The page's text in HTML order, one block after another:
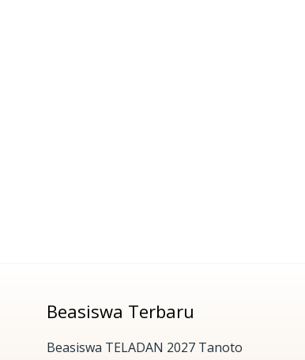
Beasiswa Terbaru
Beasiswa TELADAN 2027 Tanoto